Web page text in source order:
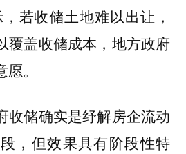
若收储土地难以出让，
覆盖收储成本，地方政府
。
收储确实是纾解房企流动
，但效果具有阶段性特